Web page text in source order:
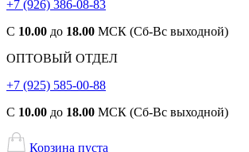
+7 (926) 386-08-83
С 10.00 до 18.00 МСК (Сб-Вс выходной)
ОПТОВЫЙ ОТДЕЛ
+7 (925) 585-00-88
С 10.00 до 18.00 МСК (Сб-Вс выходной)
Корзина пуста